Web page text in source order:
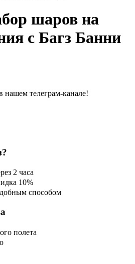
шаров на
с Багз Банни
телеграм-канале!
2 часа
10%
способом
полета